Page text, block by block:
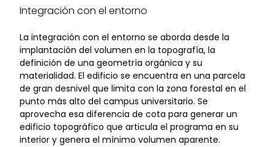
Integración con el entorno
La integración con el entorno se aborda desde la
implantación del volumen en la topografía, la
definición de una geometría orgánica y su
materialidad. El edificio se encuentra en una parcela
de gran desnivel que limita con la zona forestal en el
punto más alto del campus universitario. Se
aprovecha esa diferencia de cota para generar un
edificio topográfico que articula el programa en su
interior y genera el mínimo volumen aparente.